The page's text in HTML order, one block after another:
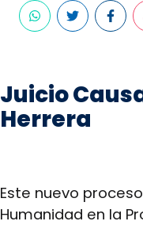
Juicio
Herrera
Este nuevo
Humanidad en la